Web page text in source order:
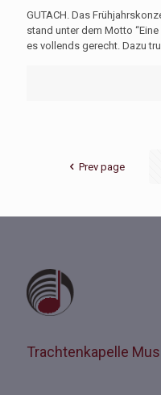
GUTACH. Das
stand unter dem Motto
es vollends gerecht. Dazu
Prev page
Trachtenkapelle